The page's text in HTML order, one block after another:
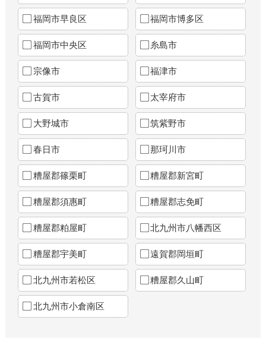
福岡市早良区 福岡市博多区
福岡市中央区 糸島市
宗像市 福津市
古賀市 太宰府市
大野城市 筑紫野市
春日市 那珂川市
糟屋郡篠栗町 糟屋郡新宮町
糟屋郡須惠町 糟屋郡志免町
糟屋郡粕屋町 北九州市八幡西区
糟屋郡宇美町 遠賀郡岡垣町
北九州市若松区 糟屋郡久山町
北九州市小倉南区